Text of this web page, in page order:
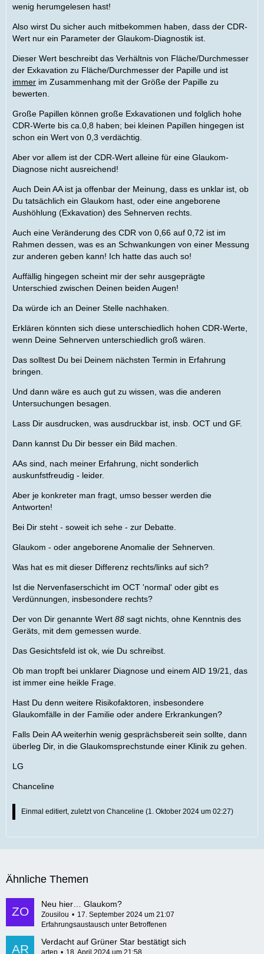
beobachten. Er meinte auch wegen meines Alters möchte
er mir keine Augentropfen geben.
Augendruck links 21 & rechts 19, C/D links 0,5 & rechts
0,72, RNFL 88
Ich bin auch kurzsichtig mit 3 Dioptrien und
Hornhautverkrümmung.
Ist eurer Einschätzung nach eine Verschlechterung von 0,66
auf 0,72 viel? Denkt ihr hab ich mit so einer
ist oder ist die Diagnose damit eigentlich doch schon sicher?
Der Augenarzt hat mir leider nur sehr schwammige und
unklare Antworten gegeben weswegen ich jetzt sehr
verunsichert bin und nicht weiß ob es noch Sinn macht "zu
hoffen".
wenig herumgelesen hast!
Also wirst Du sicher auch mitbekommen haben, dass der CDR-
Wert nur ein Parameter der Glaukom-Diagnostik ist.
Dieser Wert beschreibt das Verhältnis von Fläche/Durchmesser
der Exkavation zu Fläche/Durchmesser der Papille und ist
immer im Zusammenhang mit der Größe der Papille zu
bewerten.
Große Papillen können große Exkavationen und folglich hohe
CDR-Werte bis ca.0,8 haben; bei kleinen Papillen hingegen ist
schon ein Wert von 0,3 verdächtig.
Aber vor allem ist der CDR-Wert alleine für eine Glaukom-
Diagnose nicht ausreichend!
Auch Dein AA ist ja offenbar der Meinung, dass es unklar ist, ob
Du tatsächlich ein Glaukom hast, oder eine angeborene
Aushöhlung (Exkavation) des Sehnerven rechts.
Auch eine Veränderung des CDR von 0,66 auf 0,72 ist im
Rahmen dessen, was es an Schwankungen von einer Messung
zur anderen geben kann! Ich hatte das auch so!
Auffällig hingegen scheint mir der sehr ausgeprägte
Unterschied zwischen Deinen beiden Augen!
Da würde ich an Deiner Stelle nachhaken.
Erklären könnten sich diese unterschiedlich hohen CDR-Werte,
wenn Deine Sehnerven unterschiedlich groß wären.
Das solltest Du bei Deinem nächsten Termin in Erfahrung
bringen.
Und dann wäre es auch gut zu wissen, was die anderen
Untersuchungen besagen.
Lass Dir ausdrucken, was ausdruckbar ist, insb. OCT und GF.
Dann kannst Du Dir besser ein Bild machen.
AAs sind, nach meiner Erfahrung, nicht sonderlich
auskunfstfreudig - leider.
Aber je konkreter man fragt, umso besser werden die
Antworten!
Bei Dir steht - soweit ich sehe - zur Debatte.
Glaukom - oder angeborene Anomalie der Sehnerven.
Was hat es mit dieser Differenz rechts/links auf sich?
Ist die Nervenfaserschicht im OCT 'normal' oder gibt es
Verdünnungen, insbesondere rechts?
Der von Dir genannte Wert 88 sagt nichts, ohne Kenntnis des
Geräts, mit dem gemessen wurde.
Das Gesichtsfeld ist ok, wie Du schreibst.
Ob man tropft bei unklarer Diagnose und einem AID 19/21, das
ist immer eine heikle Frage.
Hast Du denn weitere Risikofaktoren, insbesondere
Glaukomfälle in der Familie oder andere Erkrankungen?
Falls Dein AA weiterhin wenig gesprächsbereit sein sollte, dann
überleg Dir, in die Glaukomsprechstunde einer Klinik zu gehen.
LG
Chanceline
Einmal editiert, zuletzt von Chanceline (1. Oktober 2024 um 02:27)
Ähnliche Themen
Neu hier… Glaukom?
Zousilou
17. September 2024 um 21:07
Erfahrungsaustausch unter Betroffenen
Verdacht auf Grüner Star bestätigt sich
artep 18. April 2024 um 21:58